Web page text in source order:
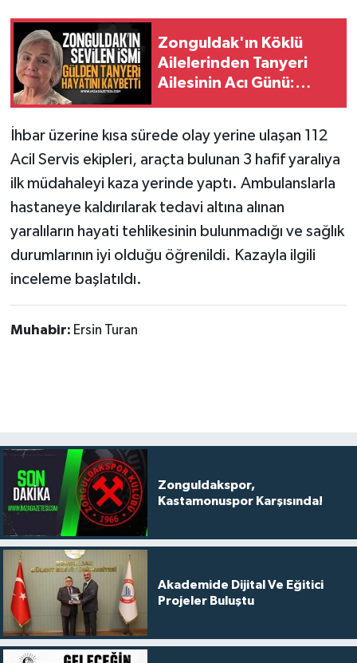
Zonguldak'ın Köklü
Ailelerinden Tanyeri
Ailesinin Acı Günü:
​İhbar üzerine kısa sürede olay yerine ulaşan 112
Acil Servis ekipleri, araçta bulunan 3 hafif yaralıya
ilk müdahaleyi kaza yerinde yaptı. Ambulanslarla
hastaneye kaldırılarak tedavi altına alınan
yaralıların hayati tehlikesinin bulunmadığı ve sağlık
durumlarının iyi olduğu öğrenildi. Kazayla ilgili
inceleme başlatıldı.
Muhabir: Ersin Turan
Zonguldakspor,
Kastamonuspor Karşısında!
Akademide Dijital Ve Eğitici
Projeler Buluştu